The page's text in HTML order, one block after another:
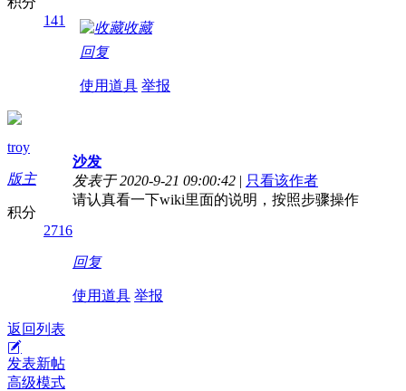
141
收藏
回复
使用道具 举报
troy
版主
积分
2716
沙发
发表于 2020-9-21 09:00:42 | 只看该作者
请认真看一下wiki里面的说明，按照步骤操作
回复
使用道具 举报
返回列表
发表新帖
高级模式